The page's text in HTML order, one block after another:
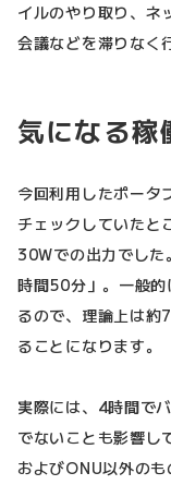
イルのやり取り、ネ
会議などを滞りなく
気になる稼
今回利用したポータ
チェックしていたと
30Wでの出力でし
時間50分」。一般
るので、理論上は
ることになります。
実際には、4時間で
でないことも影響し
およびONU以外の